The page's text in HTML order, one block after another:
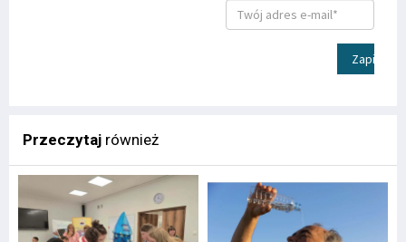
Zapisz
Przeczytaj również